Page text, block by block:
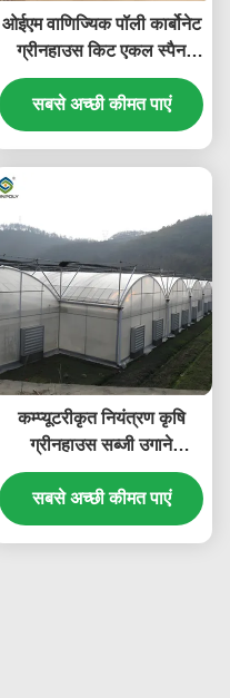
ओईएम वाणिज्यिक पॉली कार्बोनेट
ग्रीनहाउस किट एकल स्पैन
ग्रीनहाउस सब्जी बीज
सबसे अच्छी कीमत पाएं
कम्प्यूटरीकृत नियंत्रण कृषि
ग्रीनहाउस सब्जी उगाने
ग्रीनहाउस अनुकूलन योग्य
आकार
सबसे अच्छी कीमत पाएं